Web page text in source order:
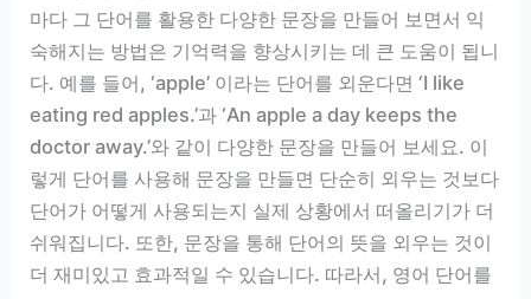
마다 그 단어를 활용한 다양한 문장을 만들어 보면서 익
숙해지는 방법은 기억력을 향상시키는 데 큰 도움이 됩니
다. 예를 들어, ‘apple’ 이라는 단어를 외운다면 ‘I like
eating red apples.’과 ‘An apple a day keeps the
doctor away.’와 같이 다양한 문장을 만들어 보세요. 이
렇게 단어를 사용해 문장을 만들면 단순히 외우는 것보다
단어가 어떻게 사용되는지 실제 상황에서 떠올리기가 더
쉬워집니다. 또한, 문장을 통해 단어의 뜻을 외우는 것이
더 재미있고 효과적일 수 있습니다. 따라서, 영어 단어를